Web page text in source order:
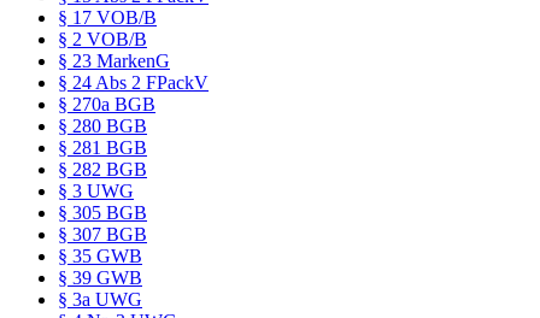
§ 17 VOB/B
§ 2 VOB/B
§ 23 MarkenG
§ 24 Abs 2 FPackV
§ 270a BGB
§ 280 BGB
§ 281 BGB
§ 282 BGB
§ 3 UWG
§ 305 BGB
§ 307 BGB
§ 35 GWB
§ 39 GWB
§ 3a UWG